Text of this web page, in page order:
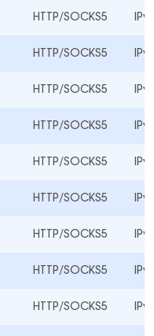
HTTP/SOCKS5
HTTP/SOCKS5
HTTP/SOCKS5
HTTP/SOCKS5
HTTP/SOCKS5
HTTP/SOCKS5
HTTP/SOCKS5
HTTP/SOCKS5
HTTP/SOCKS5